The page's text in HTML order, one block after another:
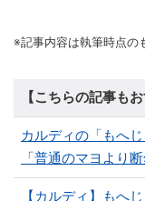
※記事内容は執筆時点の
【こちらの記事もお
カルディの「もへ
「普通のマヨより断
【カルディ】もへ